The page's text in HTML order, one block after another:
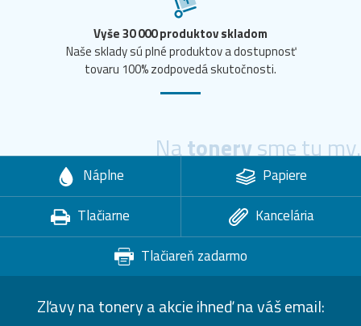
Vyše 30 000 produktov skladom
Naše sklady sú plné produktov a dostupnosť
tovaru 100% zodpovedá skutočnosti.
Natonerysme tu my.
Náplne
Papiere
Tlačiarne
Kancelária
Tlačiareň zadarmo
Zľavy na tonery a akcie ihneď na váš email: